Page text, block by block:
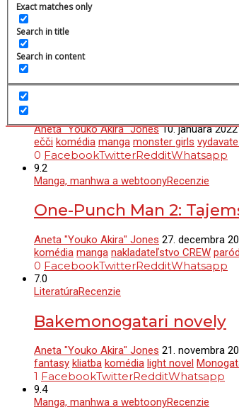
Exact matches only
Search in title
Search in content
komédia
2.4
Aneta "Youko Akira" Jones 10. januára 2022
ečči komédia manga monster girls
0 FacebookTwitterRedditWhatsapp
9.2
Manga, manhwa a webtoonyRecenzie
One-Punch Man 2:
Aneta "Youko Akira" Jones 27. decembra
komédia manga nakladateľstvo CREW
0 FacebookTwitterRedditWhatsapp
7.0
LiteratúraRecenzie
Bakemonogatari novely
Aneta "Youko Akira" Jones 21. novembra
fantasy kliatba komédia light novel
1 FacebookTwitterRedditWhatsapp
9.4
Manga, manhwa a webtoonyRecenzie